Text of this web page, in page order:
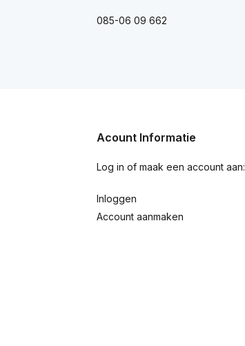
085-06 09 662
Acount Informatie
Log in of maak een account aan:
Inloggen
Account aanmaken